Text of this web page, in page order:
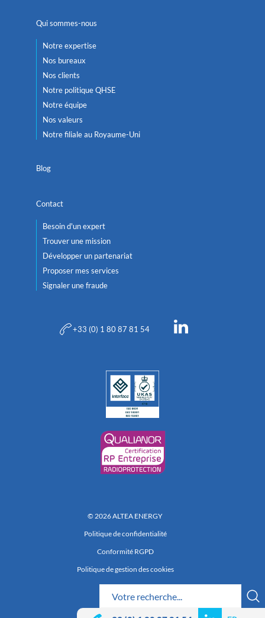
Qui sommes-nous
Notre expertise
Nos bureaux
Nos clients
Notre politique QHSE
Notre équipe
Nos valeurs
Notre filiale au Royaume-Uni
Blog
Contact
Besoin d'un expert
Trouver une mission
Développer un partenariat
Proposer mes services
Signaler une fraude
+33 (0) 1 80 87 81 54
© 2026 ALTEA ENERGY
Politique de confidentialité
Conformité RGPD
Politique de gestion des cookies
Réalisation 222